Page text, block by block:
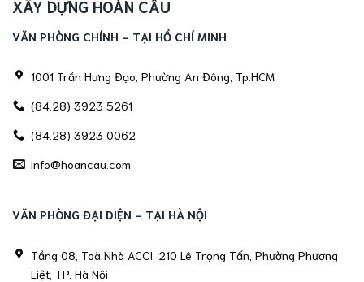
XÂY DỰNG HOÀN CẦU
VĂN PHÒNG CHÍNH - TẠI HỒ CHÍ MINH
1001 Trần Hưng Đạo, Phường An Đông, Tp.HCM
(84.28) 3923 5261
(84.28) 3923 0062
info@hoancau.com
VĂN PHÒNG ĐẠI DIỆN - TẠI HÀ NỘI
Tầng 08, Toà Nhà ACCI, 210 Lê Trọng Tấn, Phường Phương
Liệt, TP. Hà Nội